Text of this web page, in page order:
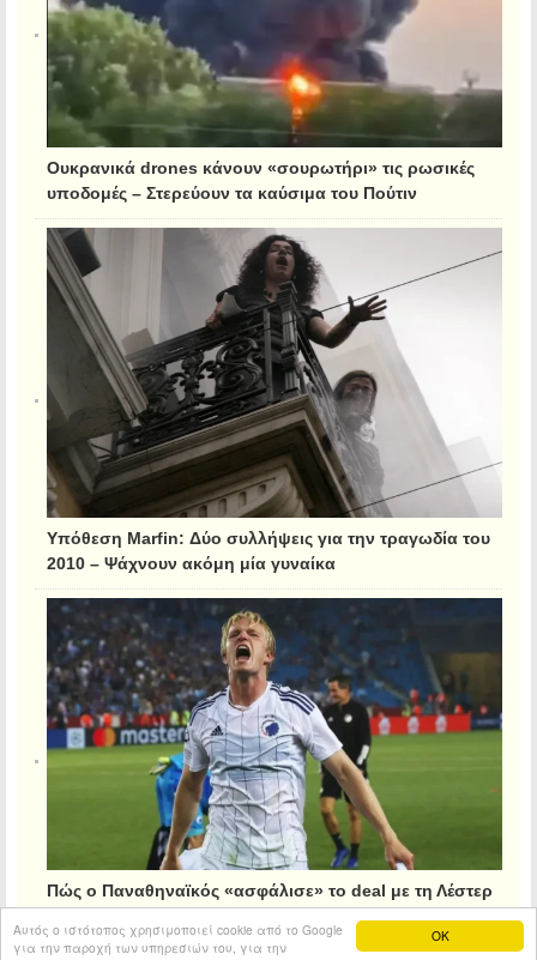
OK
Αυτός ο ιστότοπος χρησιμοποιεί cookie από το Google
για την παροχή των υπηρεσιών του, για την
Ουκρανικά drones κάνουν «σουρωτήρι» τις ρωσικές
υποδομές – Στερεύουν τα καύσιμα του Πούτιν
Υπόθεση Marfin: Δύο συλλήψεις για την τραγωδία του
2010 – Ψάχνουν ακόμη μία γυναίκα
Πώς ο Παναθηναϊκός «ασφάλισε» το deal με τη Λέστερ